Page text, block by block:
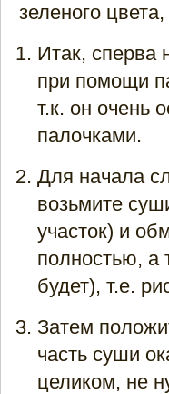
зеленого
Итак, сперва
при помощи
т.к. он очень
палочками.
Для начала
возьмите
участок) и
полностью, а
будет), т.е.
Затем
часть суши
целиком, не